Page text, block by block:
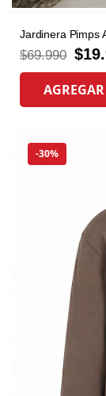
Jardinera Pimps
$69.990 $
AGREGAR
-30%